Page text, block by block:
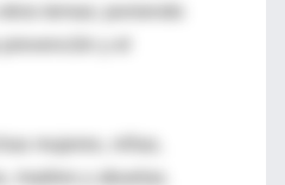
temas; poniendo
mujeres, niñas,